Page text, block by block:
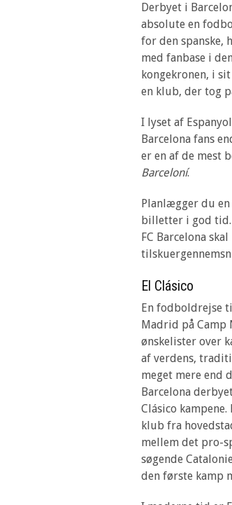
Derbyet i
absolute en
for den spanske,
med fanbase i
kongekronen, i
en klub, der tog
I lyset af
Barcelona fans
er en af de mest
Barceloní.
Planlægger du
billetter i god
FC Barcelona
El Clásico
En fodboldrejse
Madrid på Camp
ønskelister over
af verdens,
meget mere end
Barcelona
Clásico
klub fra
mellem det pro-
søgende
den første kamp